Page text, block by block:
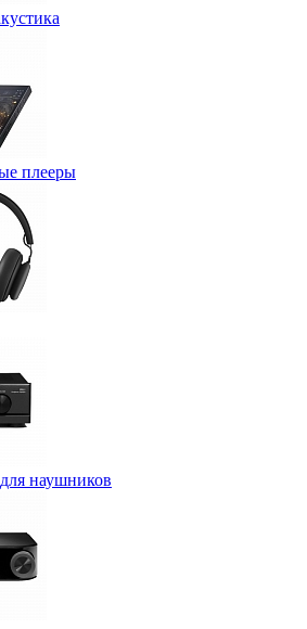
плееры
наушников